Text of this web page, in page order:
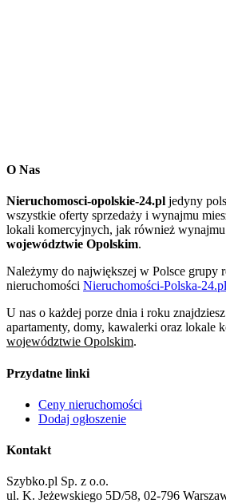
O Nas
Nieruchomosci-opolskie-24.pl jedyny
wszystkie oferty sprzedaży i wynajmu
lokali komercyjnych, jak również
województwie Opolskim.
Należymy do największej w Polsce grupy
nieruchomości Nieruchomości-Polska-24.pl
U nas o każdej porze dnia i roku
apartamenty, domy, kawalerki oraz lokale
województwie Opolskim.
Przydatne linki
Ceny nieruchomości
Dodaj ogłoszenie
Kontakt
Szybko.pl Sp. z o.o.
ul. K. Jeżewskiego 5D/58, 02-796